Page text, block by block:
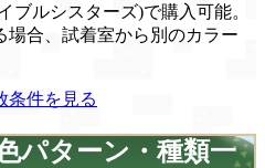
ブルシスターズ)で購入可能。
場合、試着室から別のカラー
条件を見る
パターン・種類一